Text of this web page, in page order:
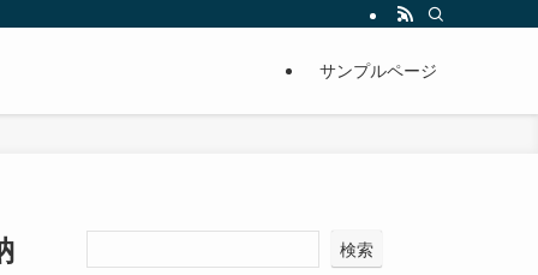
サンプルページ
検索